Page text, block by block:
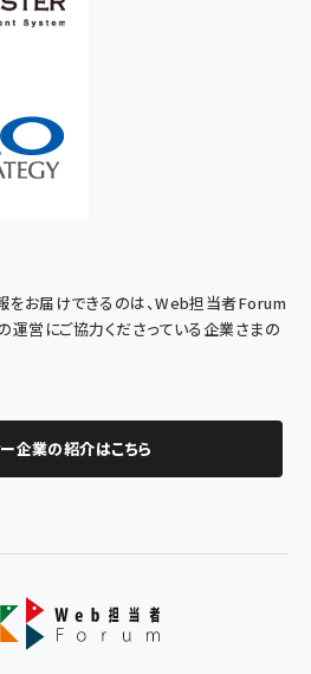
お届けできるのは、Web担当者Forum
運営にご協力くださっている企業さまの
企業の紹介はこちら